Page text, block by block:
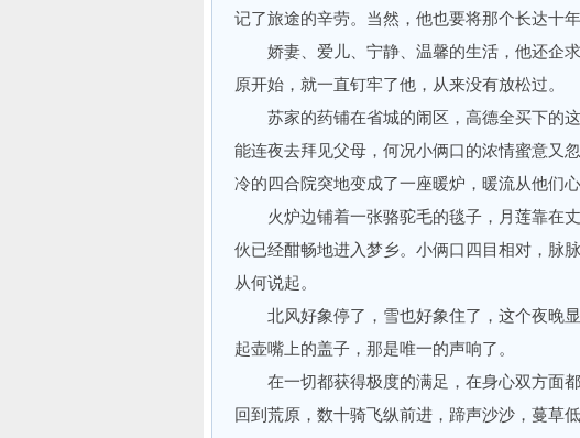
记了旅途的辛劳。当然，他也要将那个长达十年
娇妻、爱儿、宁静、温馨的生活，他还企求
原开始，就一直钉牢了他，从来没有放松过。
苏家的药铺在省城的闹区，高德全买下的这
能连夜去拜见父母，何况小俩口的浓情蜜意又
冷的四合院突地变成了一座暖炉，暖流从他们
火炉边铺着一张骆驼毛的毯子，月莲靠在丈
伙已经酣畅地进入梦乡。小俩口四目相对，脉
从何说起。
北风好象停了，雪也好象住了，这个夜晚显
起壶嘴上的盖子，那是唯一的声响了。
在一切都获得极度的满足，在身心双方面都
回到荒原，数十骑飞纵前进，蹄声沙沙，蔓草